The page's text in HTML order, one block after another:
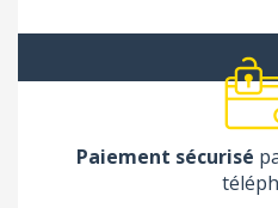
Paiement sécurisé